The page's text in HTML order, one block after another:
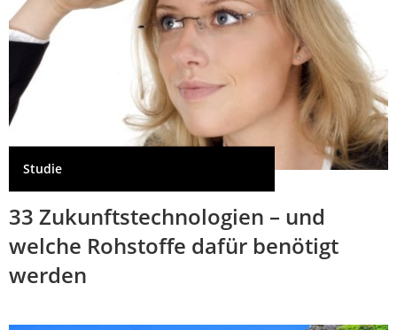
Studie
33 Zukunftstechnologien – und
welche Rohstoffe dafür benötigt
werden